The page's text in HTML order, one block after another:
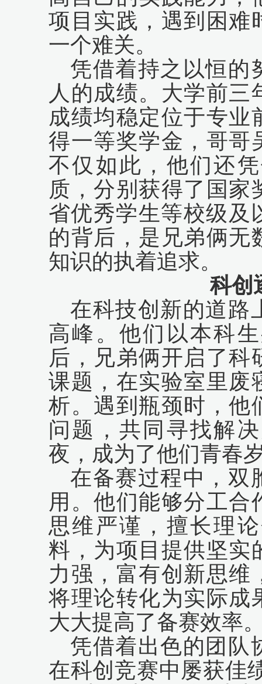
项目实践，遇到困难
一个难关。
凭借着持之以恒的
人的成绩。大学前
成绩均稳定位于专业
得一等奖学金，哥哥
不仅如此，他们还
质，分别获得了国家
省优秀学生等校级及
的背后，是兄弟俩无
知识的执着追求。
科创
在科技创新的道路
高峰。他们以本科
后，兄弟俩开启了科
课题，在实验室里废
析。遇到瓶颈时，他
问题，共同寻找解
夜，成为了他们青春
在备赛过程中，双
用。他们能够分工合
思维严谨，擅长理
料，为项目提供坚实
力强，富有创新思维
将理论转化为实际成
大大提高了备赛效率
凭借着出色的团队
在科创竞赛中屡获佳